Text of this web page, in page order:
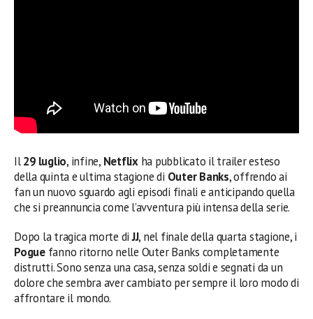
Il29 luglio, infine, Netflixha pubblicato il trailer esteso
della quinta e ultima stagione di Outer Banks, offrendo ai
fan un nuovo sguardo agli episodi finali e anticipando quella
che si preannuncia come l’avventura più intensa della serie.
Dopo la tragica morte diJJ, nel finale della quarta stagione, i
Poguefanno ritorno nelle Outer Banks completamente
distrutti. Sono senza una casa, senza soldi e segnati da un
dolore che sembra aver cambiato per sempre il loro modo di
affrontare il mondo.